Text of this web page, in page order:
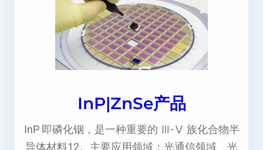
InP|ZnSe产品
InP 即磷化铟，是一种重要的 Ⅲ-Ⅴ 族化合物半
导体材料12。主要应用领域：光通信领域、光